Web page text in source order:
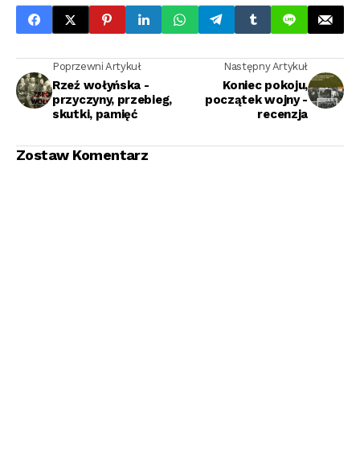
Poprzewni Artykuł
Rzeź wołyńska -
przyczyny, przebieg,
skutki, pamięć
Następny Artykuł
Koniec pokoju,
początek wojny -
recenzja
Zostaw Komentarz